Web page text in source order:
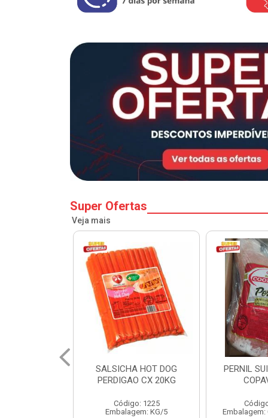
Super Ofertas
Veja mais
PERNIL SUINO C/OSSO
COPAVEL KG
Código: 12301
Embalagem: CX/± 19,56 KG